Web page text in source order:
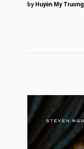
by Huyền My Trương